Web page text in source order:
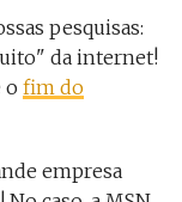
pesquisas:
da internet!
o fim do
empresa